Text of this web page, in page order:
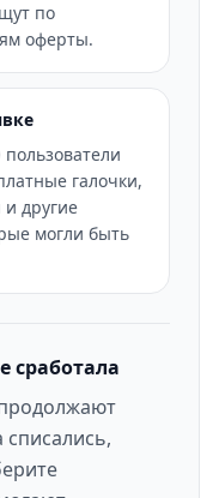
по
оферты.
галочки,
и другие
могли быть
сработала